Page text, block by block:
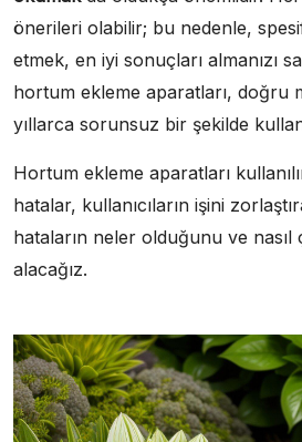
önerileri olabilir; bu nedenle,
etmek, en iyi sonuçları almanızı
hortum ekleme aparatları, doğru
yıllarca sorunsuz bir şekilde
Hortum ekleme aparatları
hatalar, kullanıcıların işini
hataların neler olduğunu ve nasıl
alacağız.